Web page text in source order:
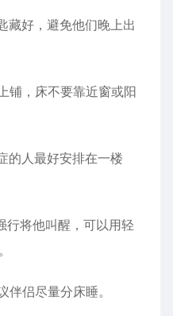
藏好，避免他们晚上出
铺，床不要靠近窗或阳
的人最好安排在一楼
行将他叫醒，可以用轻
侣尽量分床睡。